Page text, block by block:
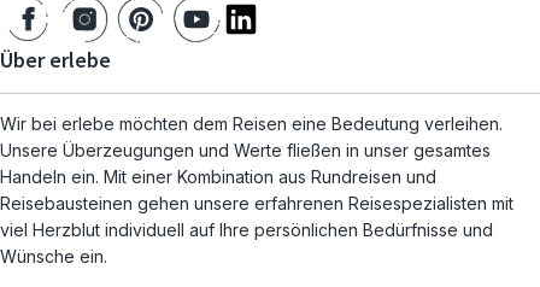
Über erlebe
Wir bei erlebe möchten dem Reisen eine Bedeutung verleihen.
Unsere Überzeugungen und Werte fließen in unser gesamtes
Handeln ein. Mit einer Kombination aus Rundreisen und
Reisebausteinen gehen unsere erfahrenen Reisespezialisten mit
viel Herzblut individuell auf Ihre persönlichen Bedürfnisse und
Wünsche ein.